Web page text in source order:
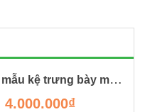
Thiết kế mẫu kệ trưng bày mỹ phẩm mini - posm
4.000.000₫